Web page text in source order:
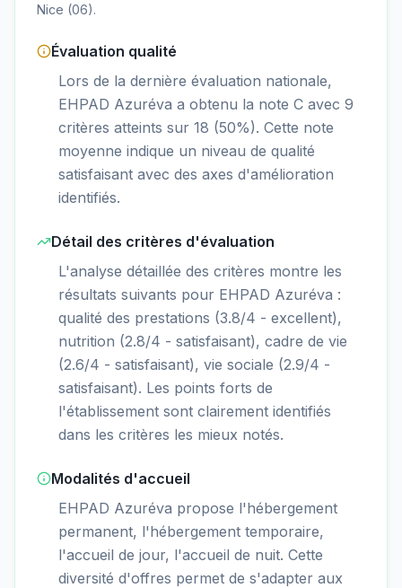
Nice (06).
Évaluation qualité
Lors de la dernière évaluation nationale,
EHPAD Azuréva a obtenu la note C avec 9
critères atteints sur 18 (50%). Cette note
moyenne indique un niveau de qualité
satisfaisant avec des axes d'amélioration
identifiés.
Détail des critères d'évaluation
L'analyse détaillée des critères montre les
résultats suivants pour EHPAD Azuréva :
qualité des prestations (3.8/4 - excellent),
nutrition (2.8/4 - satisfaisant), cadre de vie
(2.6/4 - satisfaisant), vie sociale (2.9/4 -
satisfaisant). Les points forts de
l'établissement sont clairement identifiés
dans les critères les mieux notés.
Modalités d'accueil
EHPAD Azuréva propose l'hébergement
permanent, l'hébergement temporaire,
l'accueil de jour, l'accueil de nuit. Cette
diversité d'offres permet de s'adapter aux